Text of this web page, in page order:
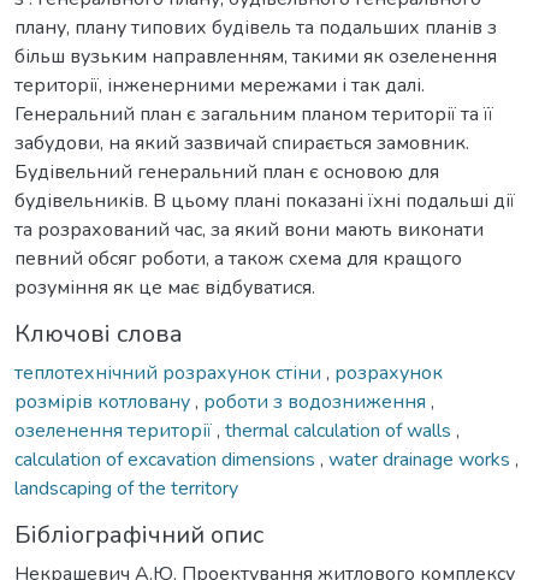
плану, плану типових будівель та подальших планів з
більш вузьким направленням, такими як озеленення
території, інженерними мережами і так далі.
Генеральний план є загальним планом території та її
забудови, на який зазвичай спирається замовник.
Будівельний генеральний план є основою для
будівельників. В цьому плані показані їхні подальші дії
та розрахований час, за який вони мають виконати
певний обсяг роботи, а також схема для кращого
розуміння як це має відбуватися.
Ключові слова
теплотехнічний розрахунок стіни , розрахунок
розмірів котловану, роботи з водозниження ,
озеленення території, thermal calculation of walls ,
calculation of excavation dimensions , water drainage works ,
landscaping of the territory
Бібліографічний опис
Некрашевич А.Ю. Проектування житлового комплексу